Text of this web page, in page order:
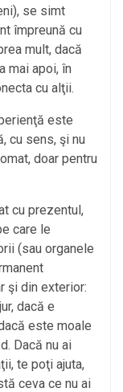
se simt
împreună cu
mult, dacă
mai apoi, în
cu alţii.
este
cu sens, şi nu
doar pentru
cu prezentul,
care le
(sau organele
şi din exterior:
dacă e
este moale
Dacă nu ai
te poţi ajuta,
ceva ce nu ai